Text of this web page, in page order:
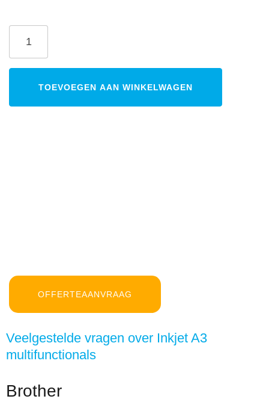
TOEVOEGEN AAN WINKELWAGEN
OFFERTEAANVRAAG
Veelgestelde vragen over Inkjet A3
multifunctionals
Brother